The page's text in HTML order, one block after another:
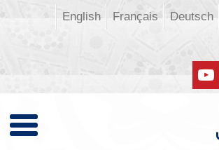
Deutsch
Français
English